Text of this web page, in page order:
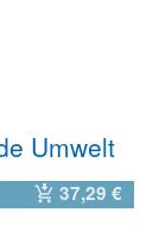
Umwelt
37,29 €